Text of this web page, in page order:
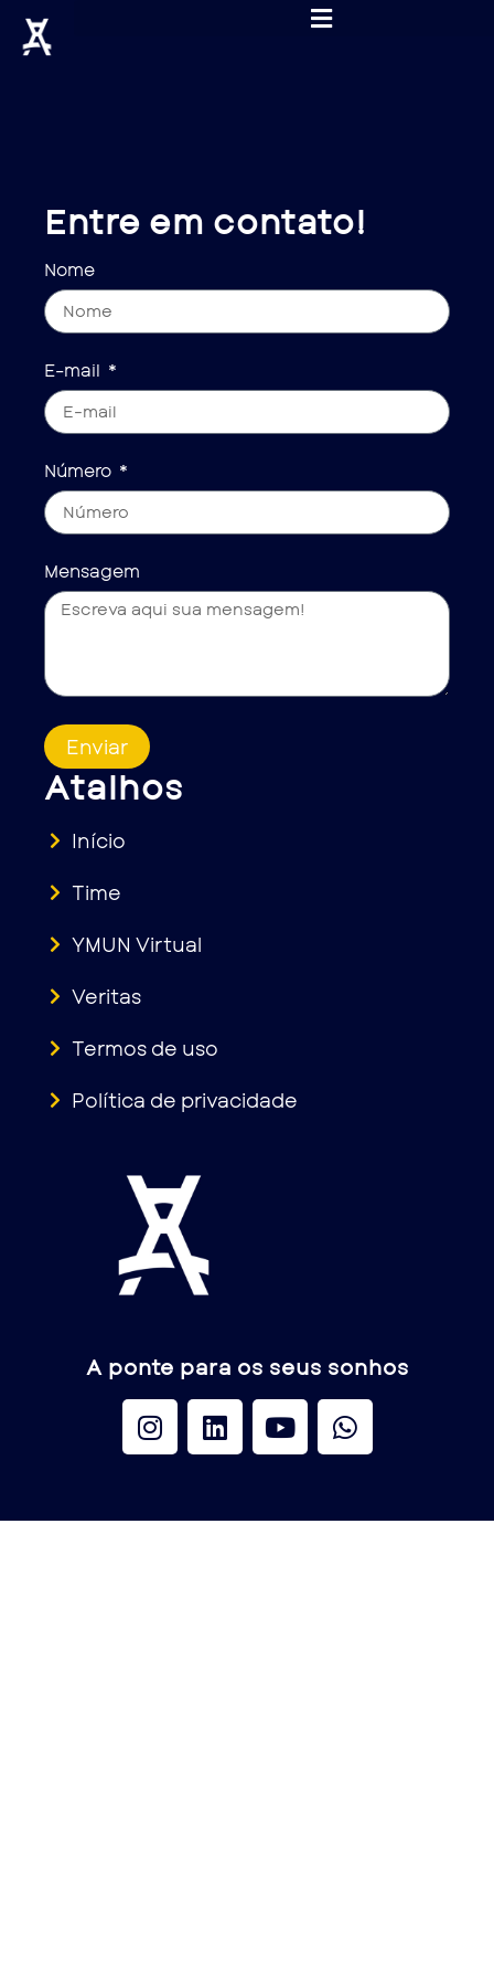
A ponte para os seus sonhos
Atalhos
Início
Time
YMUN Virtual
Veritas
Termos de uso
Política de privacidade
Entre em contato!
Nome
E-mail
Número
Mensagem
Enviar